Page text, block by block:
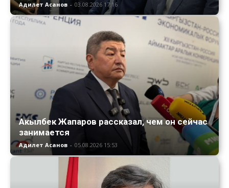
Адилет Асанов - 03.08.2026 17:16
Акылбек Жапаров рассказал, чем он сейчас
занимается
Адилет Асанов - 05.08.2026 15:53